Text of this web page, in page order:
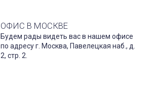
ОФИС В МОСКВЕ
Будем рады видеть вас в нашем офисе
по адресу г. Москва, Павелецкая наб., д.
2, стр. 2.